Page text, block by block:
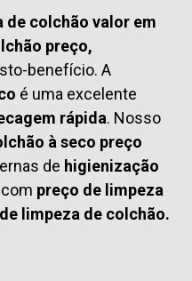
de colchão valor em
preço,
benefício. A
é uma excelente
rápida. Nosso
à seco preço
de higienização
preço de limpeza
limpeza de colchão.